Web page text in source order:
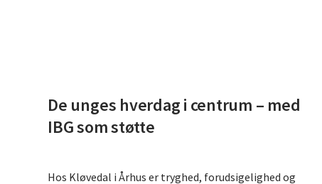
De unges hverdag i centrum – med
IBG som støtte
Hos Kløvedal i Århus er tryghed, forudsigelighed og